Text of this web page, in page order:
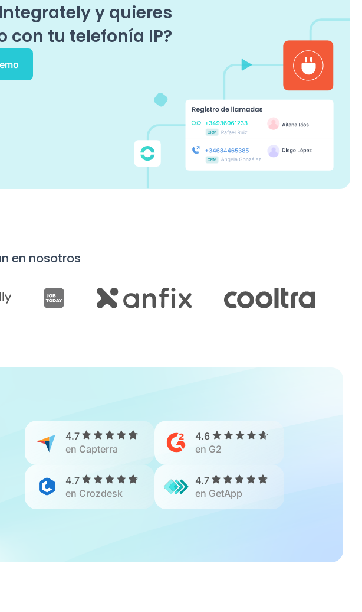
Integratelyy quieres
con tu telefonía IP?
en nosotros
4.7
en Capterra
4.6
en G2
4.7
en Crozdesk
4.7
en GetApp